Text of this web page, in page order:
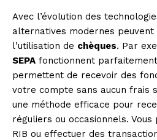
Avec l’évolution des
alternatives modernes
l’utilisation de chèques. Par
SEPA fonctionnent
permettent de recevoir des
votre compte sans aucun frais
une méthode efficace pour
réguliers ou occasionnels.
RIB ou effectuer des